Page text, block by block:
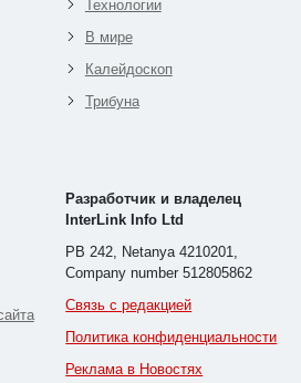
Технологии
В мире
Калейдоскоп
Трибуна
Разработчик и владелец
InterLink Info Ltd
PB 242, Netanya 4210201,
Company number 512805862
Связь с редакцией
Политика конфиденциальности
Реклама в Новостях